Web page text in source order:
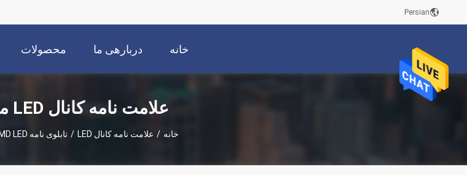
Persian
خانه دربارهی ما محصولات
علامت نامه کانال LED محصولات
خانه / علامت نامه کانال LED / تابلوی نامه 2835SMD LED در فضای باز